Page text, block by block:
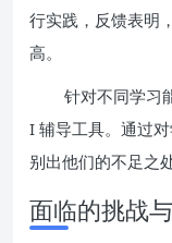
行实践，反馈表明
高。
针对不同学习
I 辅导工具。通过
别出他们的不足之
面临的挑战